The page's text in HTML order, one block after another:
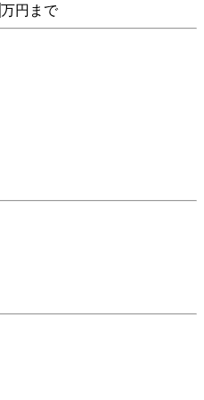
万円まで